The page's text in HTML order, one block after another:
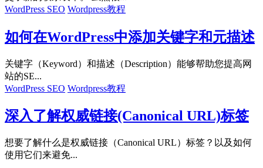
WordPress SEO Wordpress教程
如何在WordPress中添加关键字和元描述
关键字（Keyword）和描述（Description）能够帮助您提高网
站的SE...
WordPress SEO Wordpress教程
深入了解权威链接(Canonical URL)标签
想要了解什么是权威链接（Canonical URL）标签？以及如何
使用它们来避免...